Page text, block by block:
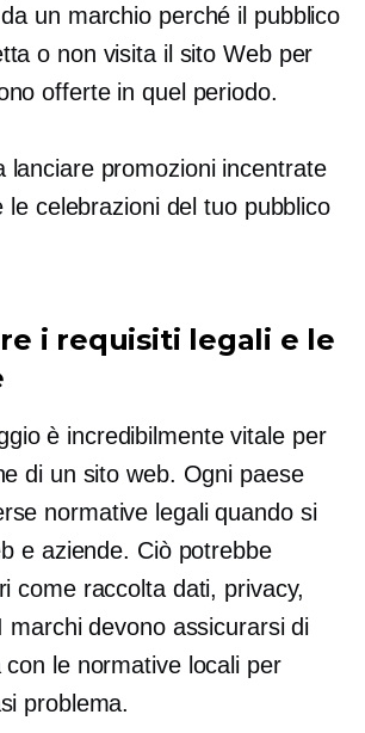
un marchio perché il pubblico
o non visita il sito Web per
offerte in quel periodo.
lanciare promozioni incentrate
le celebrazioni del tuo pubblico
i requisiti legali e le
è incredibilmente vitale per
di un sito web. Ogni paese
normative legali quando si
e aziende. Ciò potrebbe
come raccolta dati, privacy,
marchi devono assicurarsi di
le normative locali per
problema.